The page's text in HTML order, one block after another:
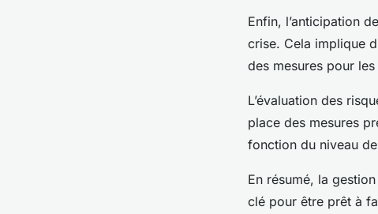
Enfin, l’anticipation
crise. Cela implique
des mesures pour
L’évaluation des
place des mesures
fonction du niveau
En résumé, la
clé pour être prêt à